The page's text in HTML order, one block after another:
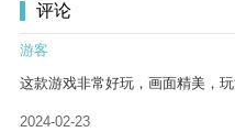
评论
游客
这款游戏非常好玩，画面精美，玩
2024-02-23